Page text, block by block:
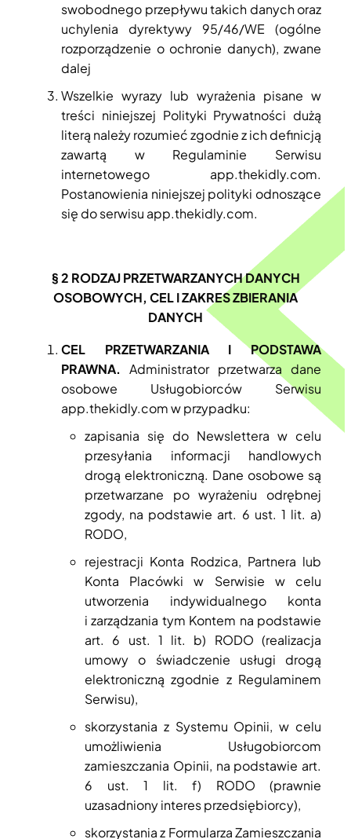
swobodnego przepływu takich danych oraz
uchylenia dyrektywy 95/46/WE (ogólne
rozporządzenie o ochronie danych), zwane
dalej
Wszelkie wyrazy lub wyrażenia pisane w
treści niniejszej Polityki Prywatności dużą
literą należy rozumieć zgodnie z ich definicją
zawartą w Regulaminie Serwisu
internetowego app.thekidly.com.
Postanowienia niniejszej polityki odnoszące
się do serwisu app.thekidly.com.
§ 2 RODZAJ PRZETWARZANYCH DANYCH
OSOBOWYCH, CEL I ZAKRES ZBIERANIA
DANYCH
CEL PRZETWARZANIA I PODSTAWA
PRAWNA. Administrator przetwarza dane
osobowe Usługobiorców Serwisu
app.thekidly.com w przypadku:
zapisania się do Newslettera w celu
przesyłania informacji handlowych
drogą elektroniczną. Dane osobowe są
przetwarzane po wyrażeniu odrębnej
zgody, na podstawie art. 6 ust. 1 lit. a)
RODO,
rejestracji Konta Rodzica, Partnera lub
Konta Placówki w Serwisie w celu
utworzenia indywidualnego konta
i zarządzania tym Kontem na podstawie
art. 6 ust. 1 lit. b) RODO (realizacja
umowy o świadczenie usługi drogą
elektroniczną zgodnie z Regulaminem
Serwisu),
skorzystania z Systemu Opinii, w celu
umożliwienia Usługobiorcom
zamieszczania Opinii, na podstawie art.
6 ust. 1 lit. f) RODO (prawnie
uzasadniony interes przedsiębiorcy),
skorzystania z Formularza Zamieszczania